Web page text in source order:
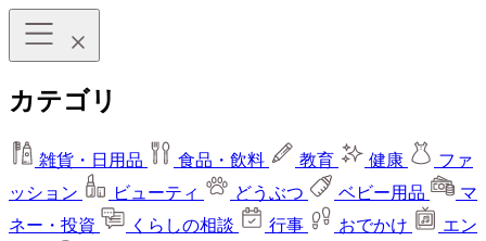
カテゴリ
雑貨・日用品 食品・飲料 教育 健康
ファ
ッション
ビューティ どうぶつ ベビー用品
マ
ネー・投資
くらしの相談 行事 おでかけ
エン